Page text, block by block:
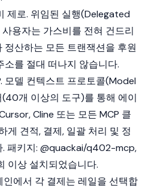
제로. 위임된 실행(Delegated
용자는 가스비를 전혀 건드리
정산하는 모든 트랜잭션을 후원
소를 절대 떠나지 않습니다.
모델 컨텍스트 프로토콜(Model
개 이상의 도구)를 통해 에이
Cline 또는 모든 MCP 클
게 견적, 결제, 일괄 처리 및 정
. 패키지: @quackai/q402-mcp,
이상 설치되었습니다.
에서 각 결제는 레일을 선택합